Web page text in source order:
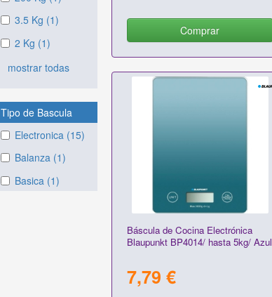
3.5 Kg (1)
2 Kg (1)
mostrar todas
Tipo de Bascula
Electronica (15)
Balanza (1)
Basica (1)
Comprar
Báscula de Cocina Electrónica
Blaupunkt BP4014/ hasta 5kg/ Azul
7,79 €